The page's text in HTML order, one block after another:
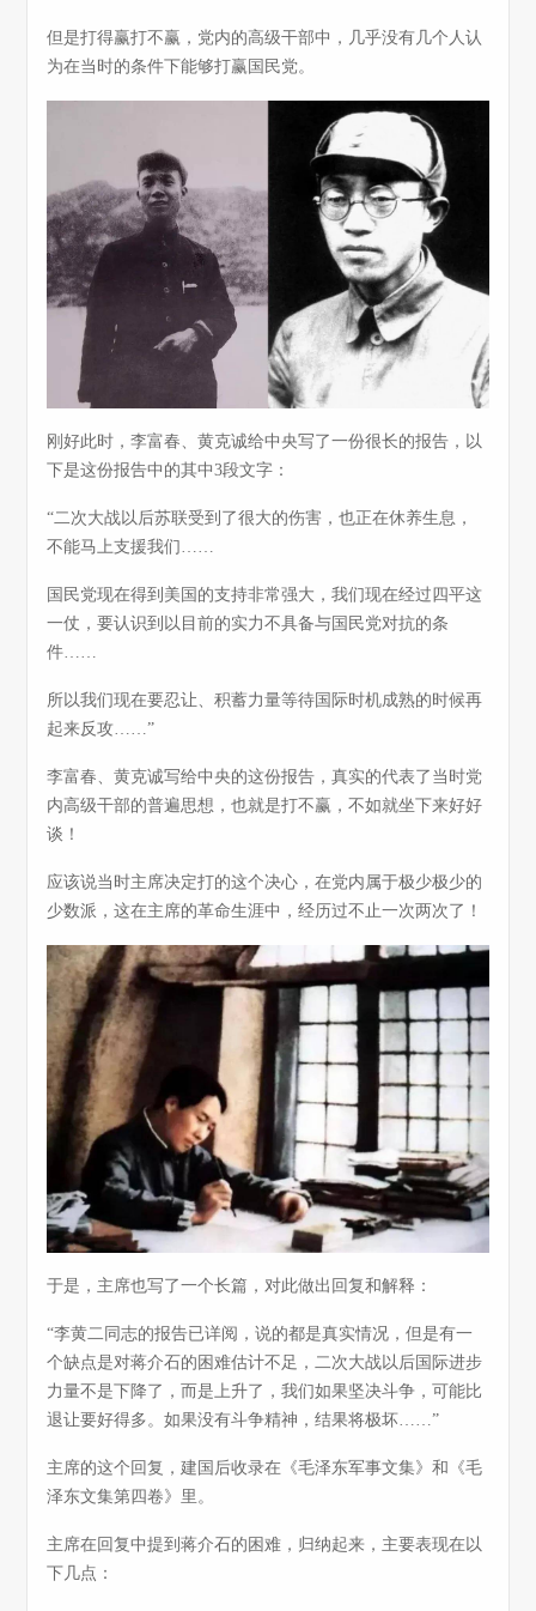
但是打得赢打不赢，党内的高级干部中，几乎没有几个人认
为在当时的条件下能够打赢国民党。
刚好此时，李富春、黄克诚给中央写了一份很长的报告，以
下是这份报告中的其中3段文字：
“二次大战以后苏联受到了很大的伤害，也正在休养生息，
不能马上支援我们……
国民党现在得到美国的支持非常强大，我们现在经过四平这
一仗，要认识到以目前的实力不具备与国民党对抗的条
件……
所以我们现在要忍让、积蓄力量等待国际时机成熟的时候再
起来反攻……”
李富春、黄克诚写给中央的这份报告，真实的代表了当时党
内高级干部的普遍思想，也就是打不赢，不如就坐下来好好
谈！
应该说当时主席决定打的这个决心，在党内属于极少极少的
少数派，这在主席的革命生涯中，经历过不止一次两次了！
于是，主席也写了一个长篇，对此做出回复和解释：
“李黄二同志的报告已详阅，说的都是真实情况，但是有一
个缺点是对蒋介石的困难估计不足，二次大战以后国际进步
力量不是下降了，而是上升了，我们如果坚决斗争，可能比
退让要好得多。如果没有斗争精神，结果将极坏……”
主席的这个回复，建国后收录在《毛泽东军事文集》和《毛
泽东文集第四卷》里。
主席在回复中提到蒋介石的困难，归纳起来，主要表现在以
下几点：